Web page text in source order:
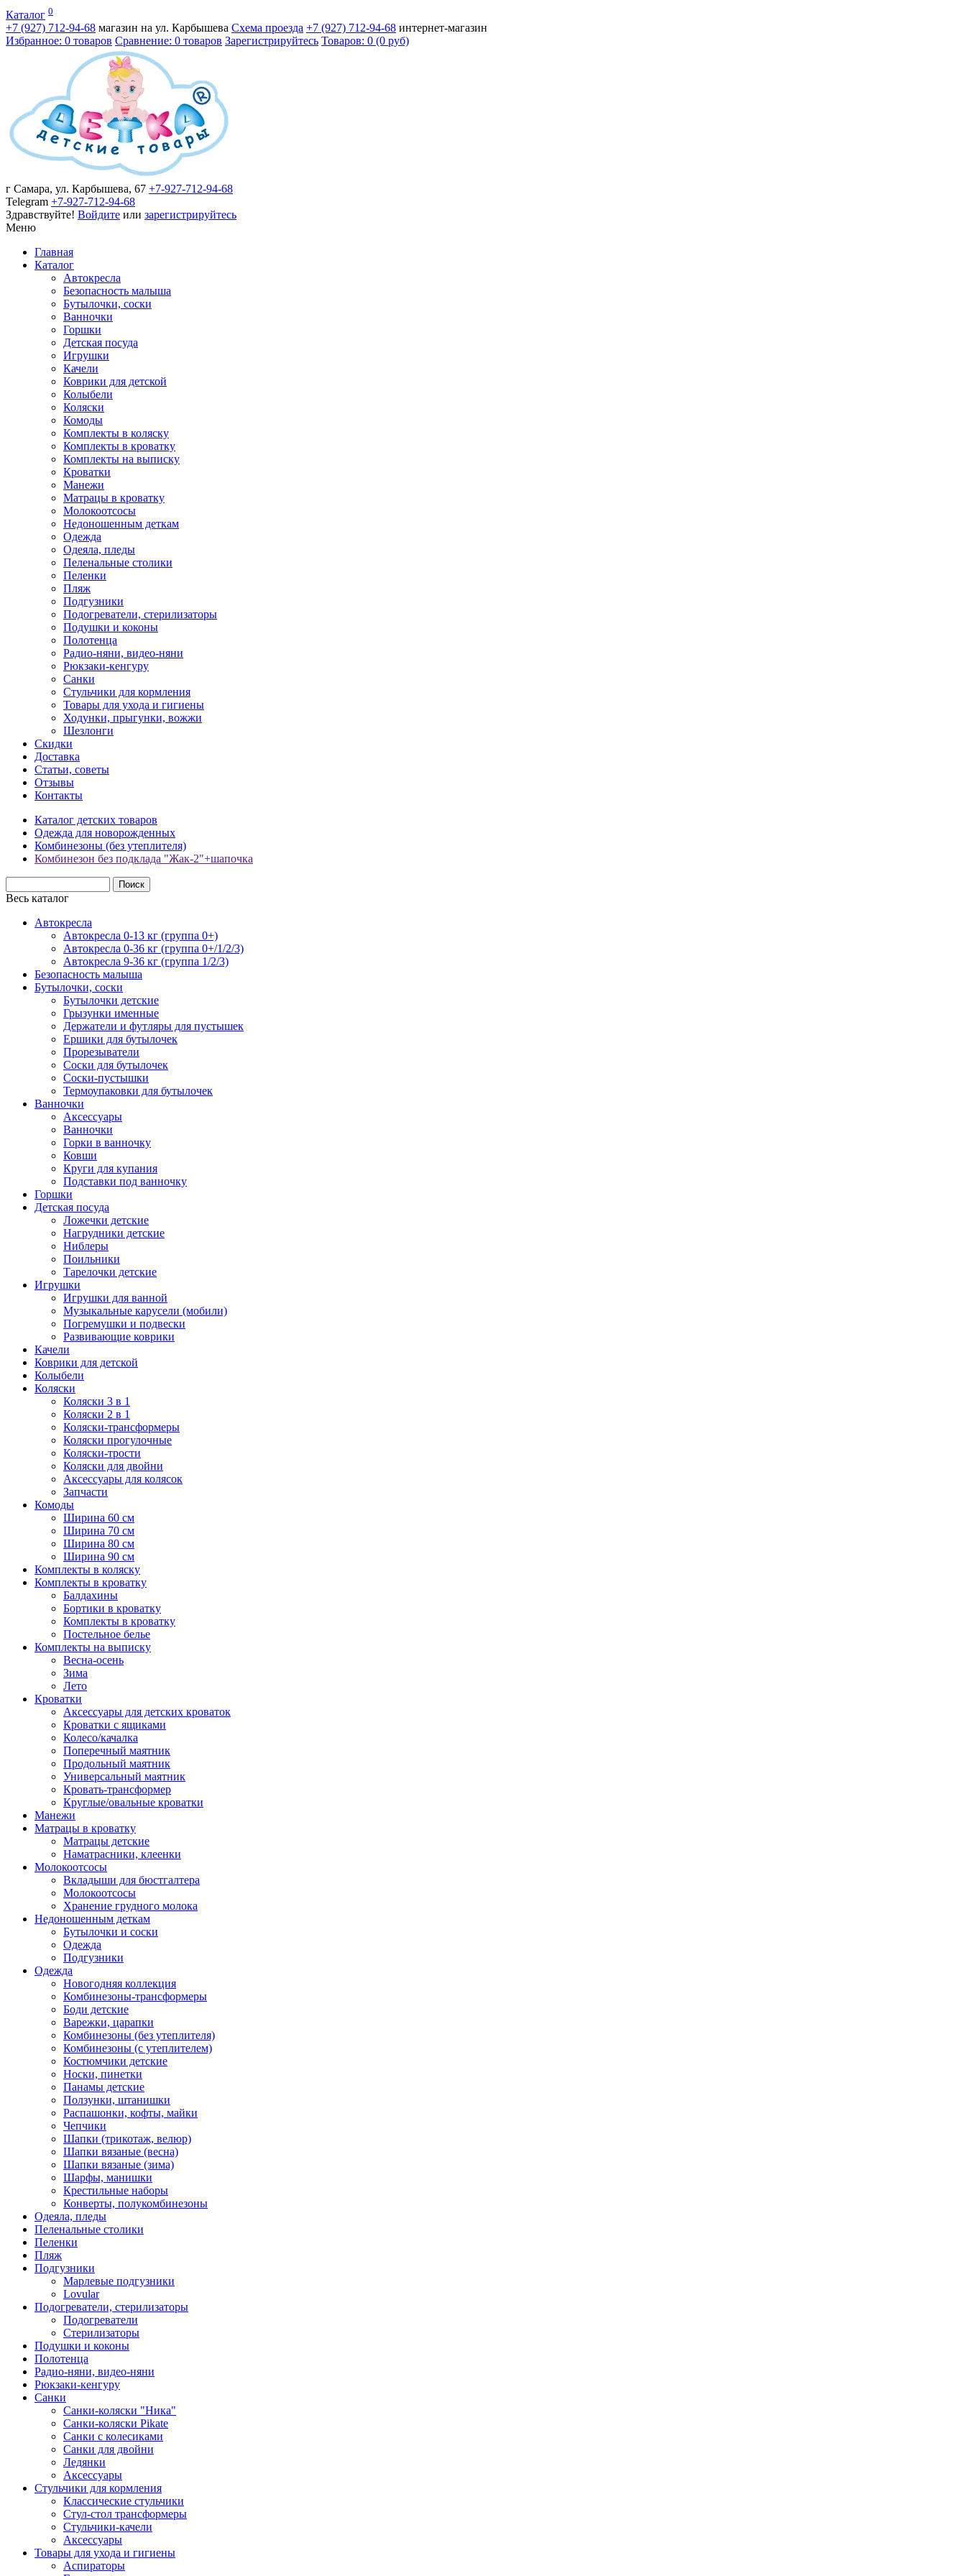
Каталог 0
+7 (927) 712-94-68 магазин на ул. Карбышева Схема проезда +7 (927) 712-94-68 интернет-магазин
Избранное: 0 товаров Сравнение: 0 товаров Зарегистрируйтесь Товаров: 0 (0 руб)
г Самара, ул. Карбышева, 67 +7-927-712-94-68
Telegram +7-927-712-94-68
Здравствуйте! Войдите или зарегистрируйтесь
Меню
Главная
Каталог
Автокресла
Безопасность малыша
Бутылочки, соски
Ванночки
Горшки
Детская посуда
Игрушки
Качели
Коврики для детской
Колыбели
Коляски
Комоды
Комплекты в коляску
Комплекты в кроватку
Комплекты на выписку
Кроватки
Манежи
Матрацы в кроватку
Молокоотсосы
Недоношенным деткам
Одежда
Одеяла, пледы
Пеленальные столики
Пеленки
Пляж
Подгузники
Подогреватели, стерилизаторы
Подушки и коконы
Полотенца
Радио-няни, видео-няни
Рюкзаки-кенгуру
Санки
Стульчики для кормления
Товары для ухода и гигиены
Ходунки, прыгунки, вожжи
Шезлонги
Скидки
Доставка
Статьи, советы
Отзывы
Контакты
Каталог детских товаров
Одежда для новорожденных
Комбинезоны (без утеплителя)
Комбинезон без подклада "Жак-2"+шапочка
Весь каталог
Автокресла
Автокресла 0-13 кг (группа 0+)
Автокресла 0-36 кг (группа 0+/1/2/3)
Автокресла 9-36 кг (группа 1/2/3)
Безопасность малыша
Бутылочки, соски
Бутылочки детские
Грызунки именные
Держатели и футляры для пустышек
Ершики для бутылочек
Прорезыватели
Соски для бутылочек
Соски-пустышки
Термоупаковки для бутылочек
Ванночки
Аксессуары
Ванночки
Горки в ванночку
Ковши
Круги для купания
Подставки под ванночку
Горшки
Детская посуда
Ложечки детские
Нагрудники детские
Ниблеры
Поильники
Тарелочки детские
Игрушки
Игрушки для ванной
Музыкальные карусели (мобили)
Погремушки и подвески
Развивающие коврики
Качели
Коврики для детской
Колыбели
Коляски
Коляски 3 в 1
Коляски 2 в 1
Коляски-трансформеры
Коляски прогулочные
Коляски-трости
Коляски для двойни
Аксессуары для колясок
Запчасти
Комоды
Ширина 60 см
Ширина 70 см
Ширина 80 см
Ширина 90 см
Комплекты в коляску
Комплекты в кроватку
Балдахины
Бортики в кроватку
Комплекты в кроватку
Постельное белье
Комплекты на выписку
Весна-осень
Зима
Лето
Кроватки
Аксессуары для детских кроваток
Кроватки с ящиками
Колесо/качалка
Поперечный маятник
Продольный маятник
Универсальный маятник
Кровать-трансформер
Круглые/овальные кроватки
Манежи
Матрацы в кроватку
Матрацы детские
Наматрасники, клеенки
Молокоотсосы
Вкладыши для бюстгалтера
Молокоотсосы
Хранение грудного молока
Недоношенным деткам
Бутылочки и соски
Одежда
Подгузники
Одежда
Новогодняя коллекция
Комбинезоны-трансформеры
Боди детские
Варежки, царапки
Комбинезоны (без утеплителя)
Комбинезоны (с утеплителем)
Костюмчики детские
Носки, пинетки
Панамы детские
Ползунки, штанишки
Распашонки, кофты, майки
Чепчики
Шапки (трикотаж, велюр)
Шапки вязаные (весна)
Шапки вязаные (зима)
Шарфы, манишки
Крестильные наборы
Конверты, полукомбинезоны
Одеяла, пледы
Пеленальные столики
Пеленки
Пляж
Подгузники
Марлевые подгузники
Lovular
Подогреватели, стерилизаторы
Подогреватели
Стерилизаторы
Подушки и коконы
Полотенца
Радио-няни, видео-няни
Рюкзаки-кенгуру
Санки
Санки-коляски "Ника"
Санки-коляски Pikate
Санки с колесиками
Санки для двойни
Ледянки
Аксессуары
Стульчики для кормления
Классические стульчики
Стул-стол трансформеры
Стульчики-качели
Аксессуары
Товары для ухода и гигиены
Аспираторы